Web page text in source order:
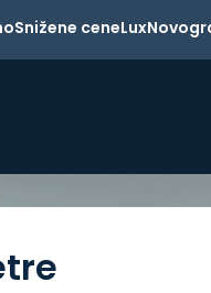
Snižene ceneLux